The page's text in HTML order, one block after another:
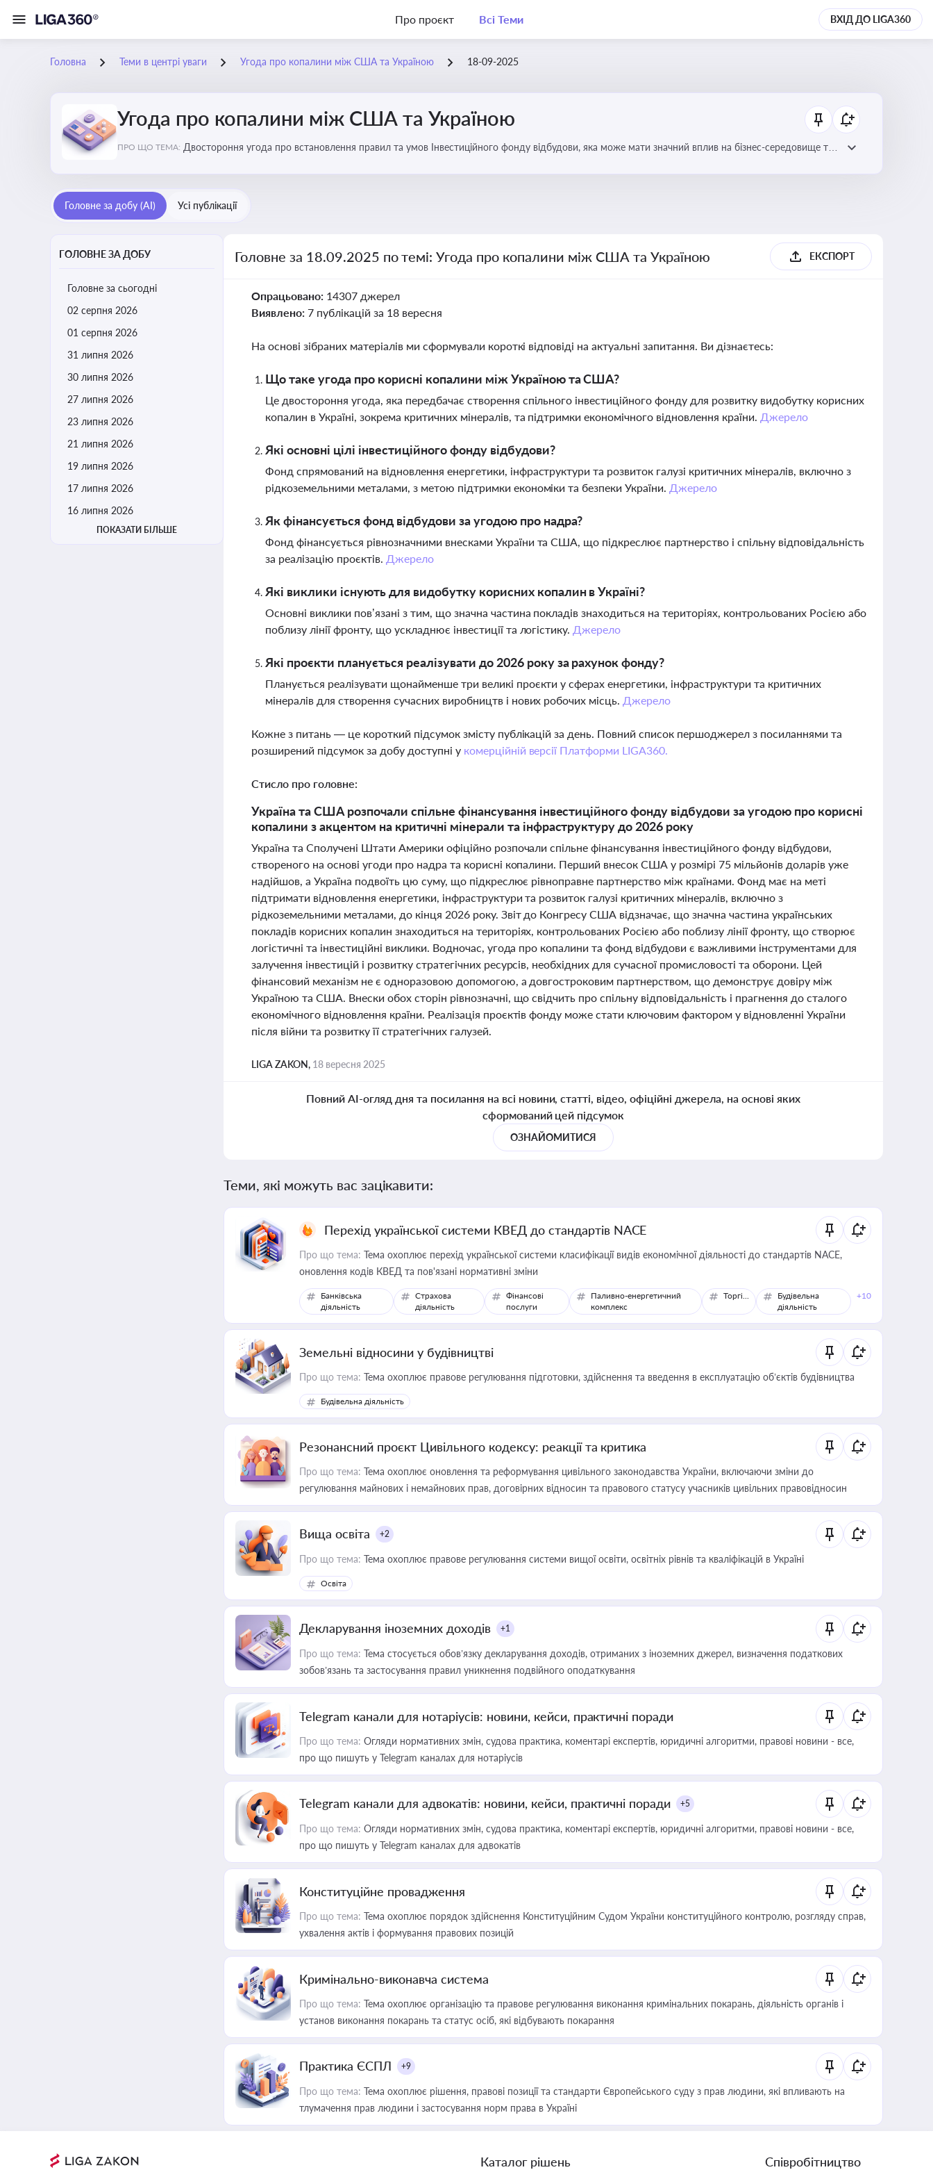
Про проєкт Всі Теми ВХІД ДО LIGA360
Головна Теми в центрі уваги Угода про копалини між США та Україною 18-09-2025
Угода про копалини між США та Україною
ПРО ЩО ТЕМА: Двостороння угода про встановлення правил та умов Інвестиційного фонду відбудови, яка може мати значний вплив на бізнес-середовище та
Головне за добу (AI) Усі публікації
ГОЛОВНЕ ЗА ДОБУ
Головне за сьогодні
02 серпня 2026
01 серпня 2026
31 липня 2026
30 липня 2026
27 липня 2026
23 липня 2026
21 липня 2026
19 липня 2026
17 липня 2026
16 липня 2026
ПОКАЗАТИ БІЛЬШЕ
Головне за 18.09.2025 по темі: Угода про копалини між США та Україною ЕКСПОРТ
Опрацьовано: 14307 джерел
Виявлено: 7 публікацій за 18 вересня
На основі зібраних матеріалів ми сформували короткі відповіді на актуальні запитання. Ви дізнаєтесь:
Що таке угода про корисні копалини між Україною та США?
Це двостороння угода, яка передбачає створення спільного інвестиційного фонду для розвитку видобутку корисних
копалин в Україні, зокрема критичних мінералів, та підтримки економічного відновлення країни. Джерело
Які основні цілі інвестиційного фонду відбудови?
Фонд спрямований на відновлення енергетики, інфраструктури та розвиток галузі критичних мінералів, включно з
рідкоземельними металами, з метою підтримки економіки та безпеки України. Джерело
Як фінансується фонд відбудови за угодою про надра?
Фонд фінансується рівнозначними внесками України та США, що підкреслює партнерство і спільну відповідальність
за реалізацію проєктів. Джерело
Які виклики існують для видобутку корисних копалин в Україні?
Основні виклики пов’язані з тим, що значна частина покладів знаходиться на територіях, контрольованих Росією або
поблизу лінії фронту, що ускладнює інвестиції та логістику. Джерело
Які проєкти планується реалізувати до 2026 року за рахунок фонду?
Планується реалізувати щонайменше три великі проєкти у сферах енергетики, інфраструктури та критичних
мінералів для створення сучасних виробництв і нових робочих місць. Джерело
Кожне з питань — це короткий підсумок змісту публікацій за день. Повний список першоджерел з посиланнями та
розширений підсумок за добу доступні у комерційній версії Платформи LIGA360.
Стисло про головне:
Україна та США розпочали спільне фінансування інвестиційного фонду відбудови за угодою про корисні
копалини з акцентом на критичні мінерали та інфраструктуру до 2026 року
Україна та Сполучені Штати Америки офіційно розпочали спільне фінансування інвестиційного фонду відбудови,
створеного на основі угоди про надра та корисні копалини. Перший внесок США у розмірі 75 мільйонів доларів уже
надійшов, а Україна подвоїть цю суму, що підкреслює рівноправне партнерство між країнами. Фонд має на меті
підтримати відновлення енергетики, інфраструктури та розвиток галузі критичних мінералів, включно з
рідкоземельними металами, до кінця 2026 року. Звіт до Конгресу США відзначає, що значна частина українських
покладів корисних копалин знаходиться на територіях, контрольованих Росією або поблизу лінії фронту, що створює
логістичні та інвестиційні виклики. Водночас, угода про копалини та фонд відбудови є важливими інструментами для
залучення інвестицій і розвитку стратегічних ресурсів, необхідних для сучасної промисловості та оборони. Цей
фінансовий механізм не є одноразовою допомогою, а довгостроковим партнерством, що демонструє довіру між
Україною та США. Внески обох сторін рівнозначні, що свідчить про спільну відповідальність і прагнення до сталого
економічного відновлення країни. Реалізація проєктів фонду може стати ключовим фактором у відновленні України
після війни та розвитку її стратегічних галузей.
LIGA ZAKON, 18 вересня 2025
Повний AI-огляд дня та посилання на всі новини, статті, відео, офіційні джерела, на основі яких
сформований цей підсумок
ОЗНАЙОМИТИСЯ
Теми, які можуть вас зацікавити:
Перехід української системи КВЕД до стандартів NACE
Про що тема: Тема охоплює перехід української системи класифікації видів економічної діяльності до стандартів NACE,
оновлення кодів КВЕД та пов'язані нормативні зміни
Банківська
діяльність
Страхова
діяльність
Фінансові
послуги
Паливно-енергетичний
комплекс
Торгівля
Будівельна
діяльність
+10
Земельні відносини у будівництві
Про що тема: Тема охоплює правове регулювання підготовки, здійснення та введення в експлуатацію об’єктів будівництва
Будівельна діяльність
Резонансний проєкт Цивільного кодексу: реакції та критика
Про що тема: Тема охоплює оновлення та реформування цивільного законодавства України, включаючи зміни до
регулювання майнових і немайнових прав, договірних відносин та правового статусу учасників цивільних правовідносин
Вища освіта +2
Про що тема: Тема охоплює правове регулювання системи вищої освіти, освітніх рівнів та кваліфікацій в Україні
Освіта
Декларування іноземних доходів +1
Про що тема: Тема стосується обов’язку декларування доходів, отриманих з іноземних джерел, визначення податкових
зобов’язань та застосування правил уникнення подвійного оподаткування
Telegram канали для нотаріусів: новини, кейси, практичні поради
Про що тема: Огляди нормативних змін, судова практика, коментарі експертів, юридичні алгоритми, правові новини - все,
про що пишуть у Telegram каналах для нотаріусів
Telegram канали для адвокатів: новини, кейси, практичні поради +5
Про що тема: Огляди нормативних змін, судова практика, коментарі експертів, юридичні алгоритми, правові новини - все,
про що пишуть у Telegram каналах для адвокатів
Конституційне провадження
Про що тема: Тема охоплює порядок здійснення Конституційним Судом України конституційного контролю, розгляду справ,
ухвалення актів і формування правових позицій
Кримінально-виконавча система
Про що тема: Тема охоплює організацію та правове регулювання виконання кримінальних покарань, діяльність органів і
установ виконання покарань та статус осіб, які відбувають покарання
Практика ЄСПЛ +9
Про що тема: Тема охоплює рішення, правові позиції та стандарти Європейського суду з прав людини, які впливають на
тлумачення прав людини і застосування норм права в Україні
Каталог рішень Співробітництво